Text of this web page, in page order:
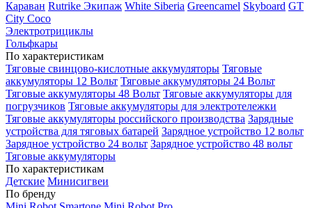
Караван Rutrike Экипаж White Siberia Greencamel Skyboard GT
City Coco
Электротрициклы
Гольфкары
По характеристикам
Тяговые свинцово-кислотные аккумуляторы Тяговые
аккумуляторы 12 Вольт Тяговые аккумуляторы 24 Вольт
Тяговые аккумуляторы 48 Вольт Тяговые аккумуляторы для
погрузчиков Тяговые аккумуляторы для электротележки
Тяговые аккумуляторы российского производства Зарядные
устройства для тяговых батарей Зарядное устройство 12 вольт
Зарядное устройство 24 вольт Зарядное устройство 48 вольт
Тяговые аккумуляторы
По характеристикам
Детские Минисигвеи
По бренду